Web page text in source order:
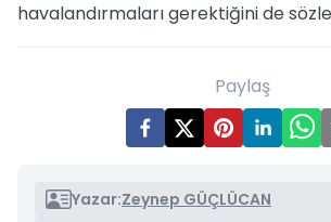
havalandırmaları gerektiğini de
Paylaş
Yazar:Zeynep GÜÇLÜCAN